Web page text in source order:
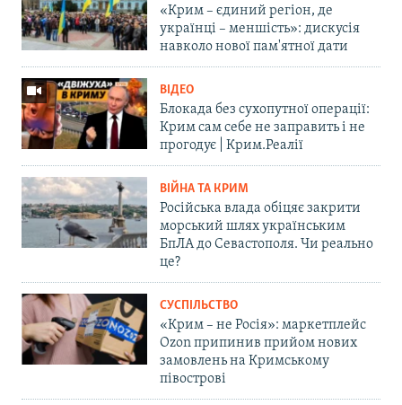
«Крим – єдиний регіон, де
українці – меншість»: дискусія
навколо нової пам'ятної дати
ВІДЕО
Блокада без сухопутної операції:
Крим сам себе не заправить і не
прогодує | Крим.Реалії
ВІЙНА ТА КРИМ
Російська влада обіцяє закрити
морський шлях українським
БпЛА до Севастополя. Чи реально
це?
СУСПІЛЬСТВО
«Крим – не Росія»: маркетплейс
Ozon припинив прийом нових
замовлень на Кримському
півострові